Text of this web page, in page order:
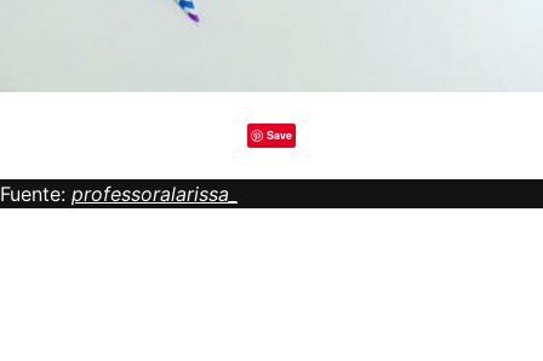
Save
Fuente: professoralarissa_